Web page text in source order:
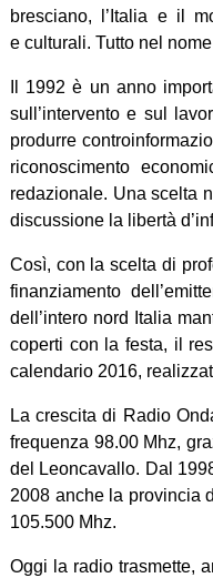
bresciano, l’Italia e il
e culturali. Tutto nel
Il 1992 è un anno
sull’intervento e sul
produrre
riconoscimento
redazionale. Una scelta
discussione la libertà
Così, con la scelta di
finanziamento
dell’intero nord Italia
coperti con la festa, il
calendario 2016,
La crescita di Radio
frequenza 98.00 Mhz,
del Leoncavallo. Dal
2008 anche la provincia
105.500 Mhz.
Oggi la radio trasmette,